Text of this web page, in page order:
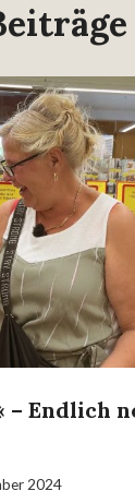
– Endlich
2024